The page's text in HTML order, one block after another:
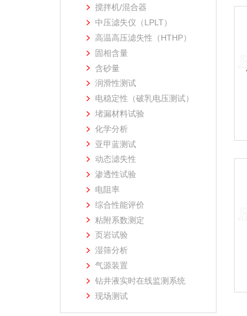
搅拌机/混合器
中压滤失仪（LPLT）
高温高压滤失性（HTHP）
固相含量
含砂量
润滑性测试
电稳定性（破乳电压测试）
堵漏材料试验
化学分析
亚甲蓝测试
动态滤失性
渗透性试验
电阻率
综合性能评价
粘附系数测定
页岩试验
湿筛分析
气源装置
钻井液实时在线监测系统
现场测试